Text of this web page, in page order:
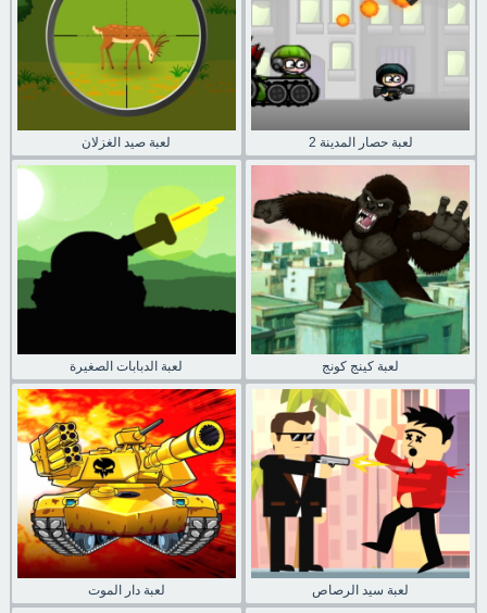
لعبة صيد الغزلان لعبة حصار المدينة 2
لعبة الدبابات الصغيرة لعبة كينج كونج
لعبة دار الموت لعبة سيد الرصاص